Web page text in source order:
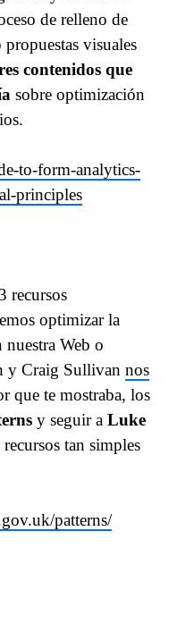
de relleno de
visuales
contenidos que
sobre optimización
to-form-analytics-
principles
recursos
optimizar la
Web o
y Craig Sullivan nos
que te mostraba, los
y seguir a Luke
tan simples
patterns/